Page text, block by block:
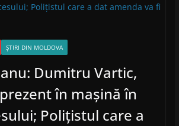
ȘTIRI DIN MOLDOVA
Dumitru Vartic,
în mașină în
Polițistul care a